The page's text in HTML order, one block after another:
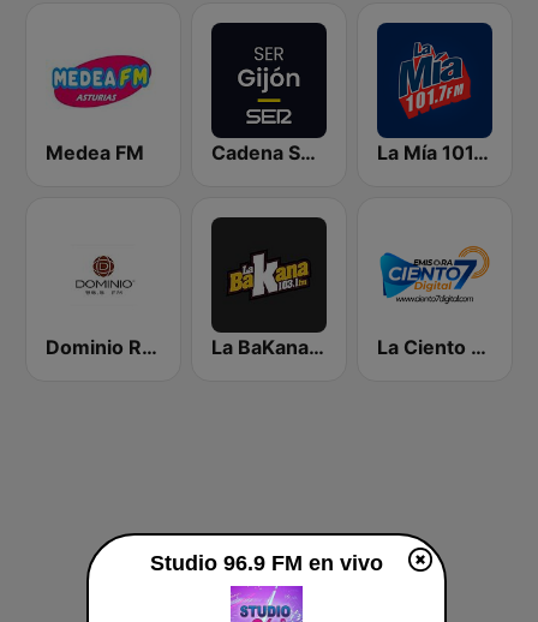
Medea FM Cadena SER Gijón La Mía 101.7 FM
Dominio Radio 96.5 FM La BaKana 103.1 FM La Ciento 7 Dijital
Studio 96.9 FM en vivo